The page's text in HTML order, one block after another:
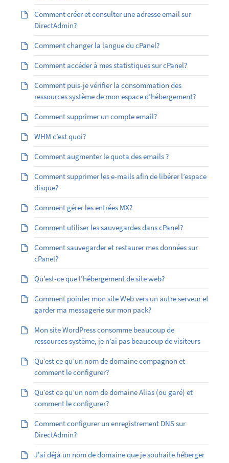
Comment créer et consulter une adresse email sur
DirectAdmin?
Comment changer la langue du cPanel?
Comment accéder à mes statistiques sur cPanel?
Comment puis-je vérifier la consommation des
ressources système de mon espace d’hébergement?
Comment supprimer un compte email?
WHM c’est quoi?
Comment augmenter le quota des emails ?
Comment supprimer les e-mails afin de libérer l’espace
disque?
Comment gérer les entrées MX?
Comment utiliser les sauvegardes dans cPanel?
Comment sauvegarder et restaurer mes données sur
cPanel?
Qu’est-ce que l’hébergement de site web?
Comment pointer mon site Web vers un autre serveur et
garder ma messagerie sur mon pack?
Mon site WordPress consomme beaucoup de
ressources système, je n’ai pas beaucoup de visiteurs
Qu’est ce qu’un nom de domaine compagnon et
comment le configurer?
Qu’est ­ce qu’un nom de domaine Alias (ou garé) et
comment le configurer?
Comment configurer un enregistrement DNS sur
DirectAdmin?
J’ai déjà un nom de domaine que je souhaite héberger